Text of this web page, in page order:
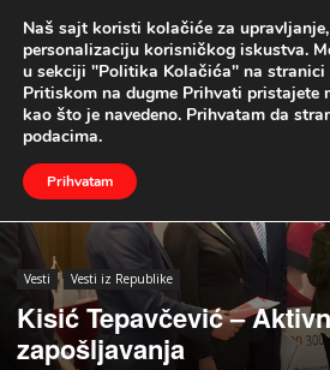
UŽIVO
Naslovna Vesti Vesti iz Republike
Vesti Vesti iz Republike
Kisić Tepavčević –
zapošljavanja
Naš sajt koristi kolačiće za
personalizaciju korisničkog iskustva.
u sekciji "Politika Kolačića" na stranici
Pritiskom na dugme Prihvati pristajete
kao što je navedeno. Prihvatam da
podacima.
Prihvatam